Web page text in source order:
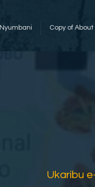
Nyumbani Copy of About
Ukaribu